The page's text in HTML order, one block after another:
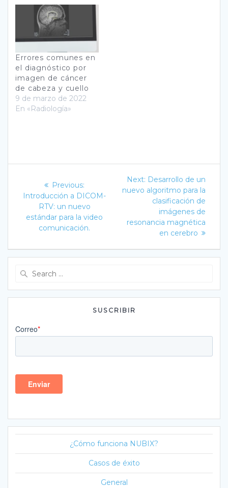
Errores comunes en
el diagnóstico por
imagen de cáncer
de cabeza y cuello
9 de marzo de 2022
En «Radiología»
de
entradas
Previous:
post:
Introducción a DICOM-
RTV: un nuevo
estándar para la video
comunicación.
Next: Next
post:
Desarrollo de un
nuevo algoritmo para la
clasificación de
imágenes de
resonancia magnética
en cerebro
SUSCRIBIR
¿Cómo funciona NUBIX?
Casos de éxito
General